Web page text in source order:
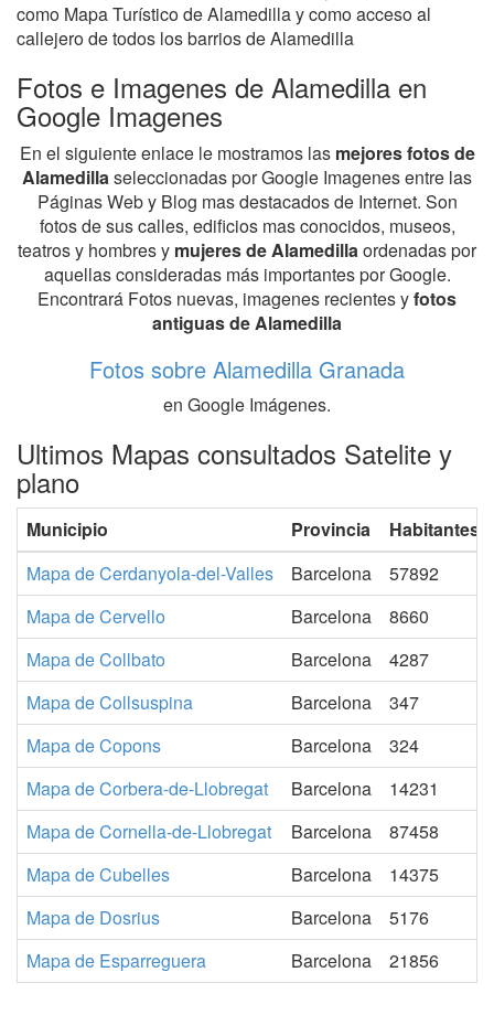
como Mapa Turístico de Alamedilla y como acceso al
callejero de todos los barrios de Alamedilla
Fotos e Imagenes de Alamedilla en
Google Imagenes
En el siguiente enlace le mostramos las mejores fotos de
Alamedillaseleccionadas por Google Imagenes entre las
Páginas Web y Blog mas destacados de Internet. Son
fotos de sus calles, edificios mas conocidos, museos,
teatros y hombres y mujeres de Alamedillaordenadas por
aquellas consideradas más importantes por Google.
Encontrará Fotos nuevas, imagenes recientes yfotos
antiguas de Alamedilla
Fotos sobre Alamedilla Granada
en Google Imágenes.
Ultimos Mapas consultados Satelite y
plano
Municipio Provincia
Habitantes
Mapa de Cerdanyola-del-Valles
Barcelona
57892
Mapa de Cervello
Barcelona
8660
Mapa de Collbato
Barcelona
4287
Mapa de Collsuspina
Barcelona
347
Mapa de Copons
Barcelona
324
Mapa de Corbera-de-Llobregat
Barcelona
14231
Mapa de Cornella-de-Llobregat
Barcelona
87458
Mapa de Cubelles
Barcelona
14375
Mapa de Dosrius
Barcelona
5176
Mapa de Esparreguera
Barcelona 21856